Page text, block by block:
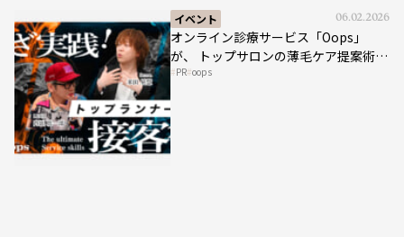
イベント 06.02.2026
オンライン診療サービス「Oops」
が、 トップサロンの薄毛ケア提案術を
HAIRCAMPで公開！
PR oops